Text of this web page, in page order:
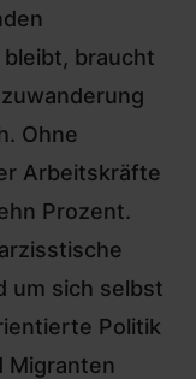
braucht
Ohne
Arbeitskräfte
Prozent.
um sich selbst
Politik
Migranten